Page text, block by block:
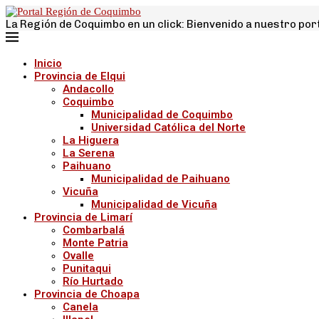
La Región de Coquimbo en un click: Bienvenido a nuestro
Inicio
Provincia de Elqui
Andacollo
Coquimbo
Municipalidad de Coquimbo
Universidad Católica del Norte
La Higuera
La Serena
Paihuano
Municipalidad de Paihuano
Vicuña
Municipalidad de Vicuña
Provincia de Limarí
Combarbalá
Monte Patria
Ovalle
Punitaqui
Río Hurtado
Provincia de Choapa
Canela